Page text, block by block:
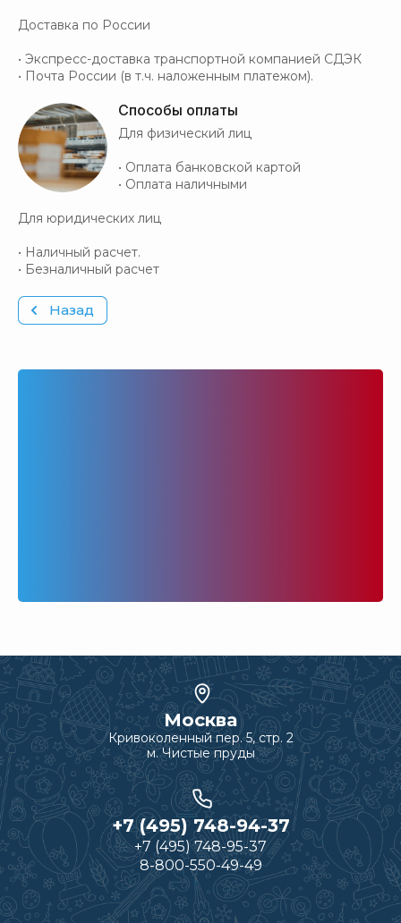
Доставка по России
• Экспресс-доставка транспортной компанией СДЭК
• Почта России (в т.ч. наложенным платежом).
Способы оплаты
Для физический лиц
• Оплата банковской картой
• Оплата наличными
Для юридических лиц
• Наличный расчет.
• Безналичный расчет
Назад
Москва
Кривоколенный пер. 5, стр. 2
м. Чистые пруды
+7 (495) 748-94-37
+7 (495) 748-95-37
8-800-550-49-49